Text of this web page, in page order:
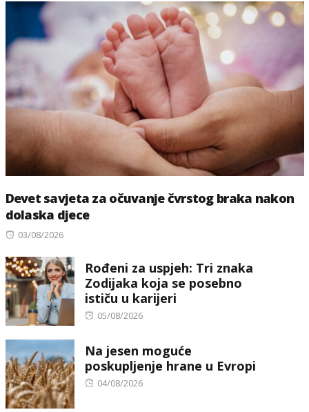
Devet savjeta za očuvanje čvrstog braka nakon
dolaska djece
Posted
03/08/2026
Rođeni za uspjeh: Tri znaka
Zodijaka koja se posebno
ističu u karijeri
Posted
05/08/2026
Na jesen moguće
poskupljenje hrane u Evropi
Posted
04/08/2026